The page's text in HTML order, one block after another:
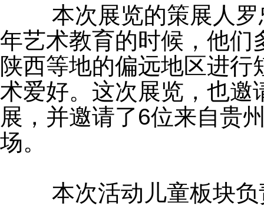
年艺术教育的时候，他们
陕西等地的偏远地区进
术爱好。这次展览，也邀
展，并邀请了6位来自贵
场。